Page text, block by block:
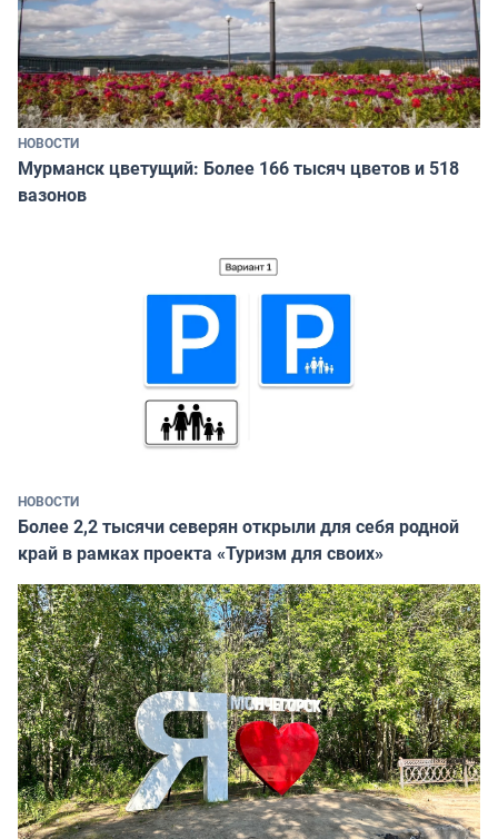
НОВОСТИ
Мурманск цветущий: Более 166 тысяч цветов и 518
вазонов
НОВОСТИ
Более 2,2 тысячи северян открыли для себя родной
край в рамках проекта «Туризм для своих»